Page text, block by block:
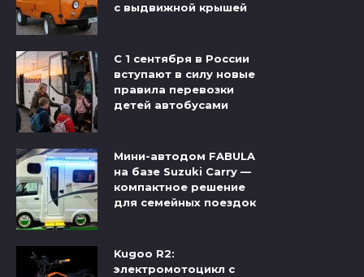
с выдвижной крышей
С 1 сентября в России
вступают в силу новые
правила перевозки
детей автобусами
Мини-автодом FABULA
на базе Suzuki Carry —
компактное решение
для семейных поездок
Kugoo R2:
электромотоцикл с